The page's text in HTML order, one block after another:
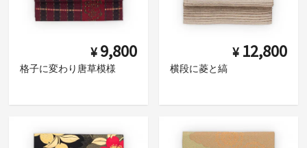
¥ 9,800
格子に変わり唐草模様
¥ 12,800
横段に菱と縞